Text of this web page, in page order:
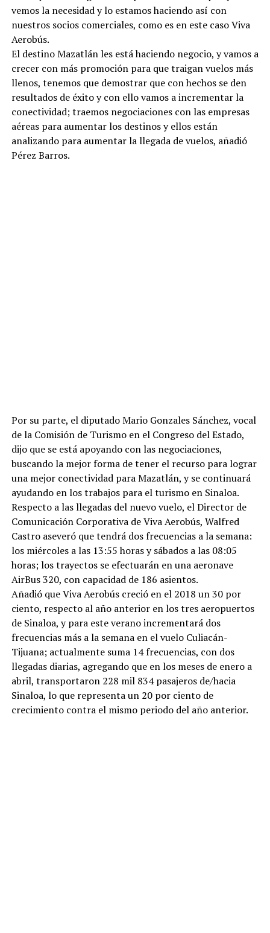
vemos la necesidad y lo estamos haciendo así con
nuestros socios comerciales, como es en este caso Viva
Aerobús.
El destino Mazatlán les está haciendo negocio, y vamos a
crecer con más promoción para que traigan vuelos más
llenos, tenemos que demostrar que con hechos se den
resultados de éxito y con ello vamos a incrementar la
conectividad; traemos negociaciones con las empresas
aéreas para aumentar los destinos y ellos están
analizando para aumentar la llegada de vuelos, añadió
Pérez Barros.
Por su parte, el diputado Mario Gonzales Sánchez, vocal
de la Comisión de Turismo en el Congreso del Estado,
dijo que se está apoyando con las negociaciones,
buscando la mejor forma de tener el recurso para lograr
una mejor conectividad para Mazatlán, y se continuará
ayudando en los trabajos para el turismo en Sinaloa.
Respecto a las llegadas del nuevo vuelo, el Director de
Comunicación Corporativa de Viva Aerobús, Walfred
Castro aseveró que tendrá dos frecuencias a la semana:
los miércoles a las 13:55 horas y sábados a las 08:05
horas; los trayectos se efectuarán en una aeronave
AirBus 320, con capacidad de 186 asientos.
Añadió que Viva Aerobús creció en el 2018 un 30 por
ciento, respecto al año anterior en los tres aeropuertos
de Sinaloa, y para este verano incrementará dos
frecuencias más a la semana en el vuelo Culiacán-
Tijuana; actualmente suma 14 frecuencias, con dos
llegadas diarias, agregando que en los meses de enero a
abril, transportaron 228 mil 834 pasajeros de/hacia
Sinaloa, lo que representa un 20 por ciento de
crecimiento contra el mismo periodo del año anterior.